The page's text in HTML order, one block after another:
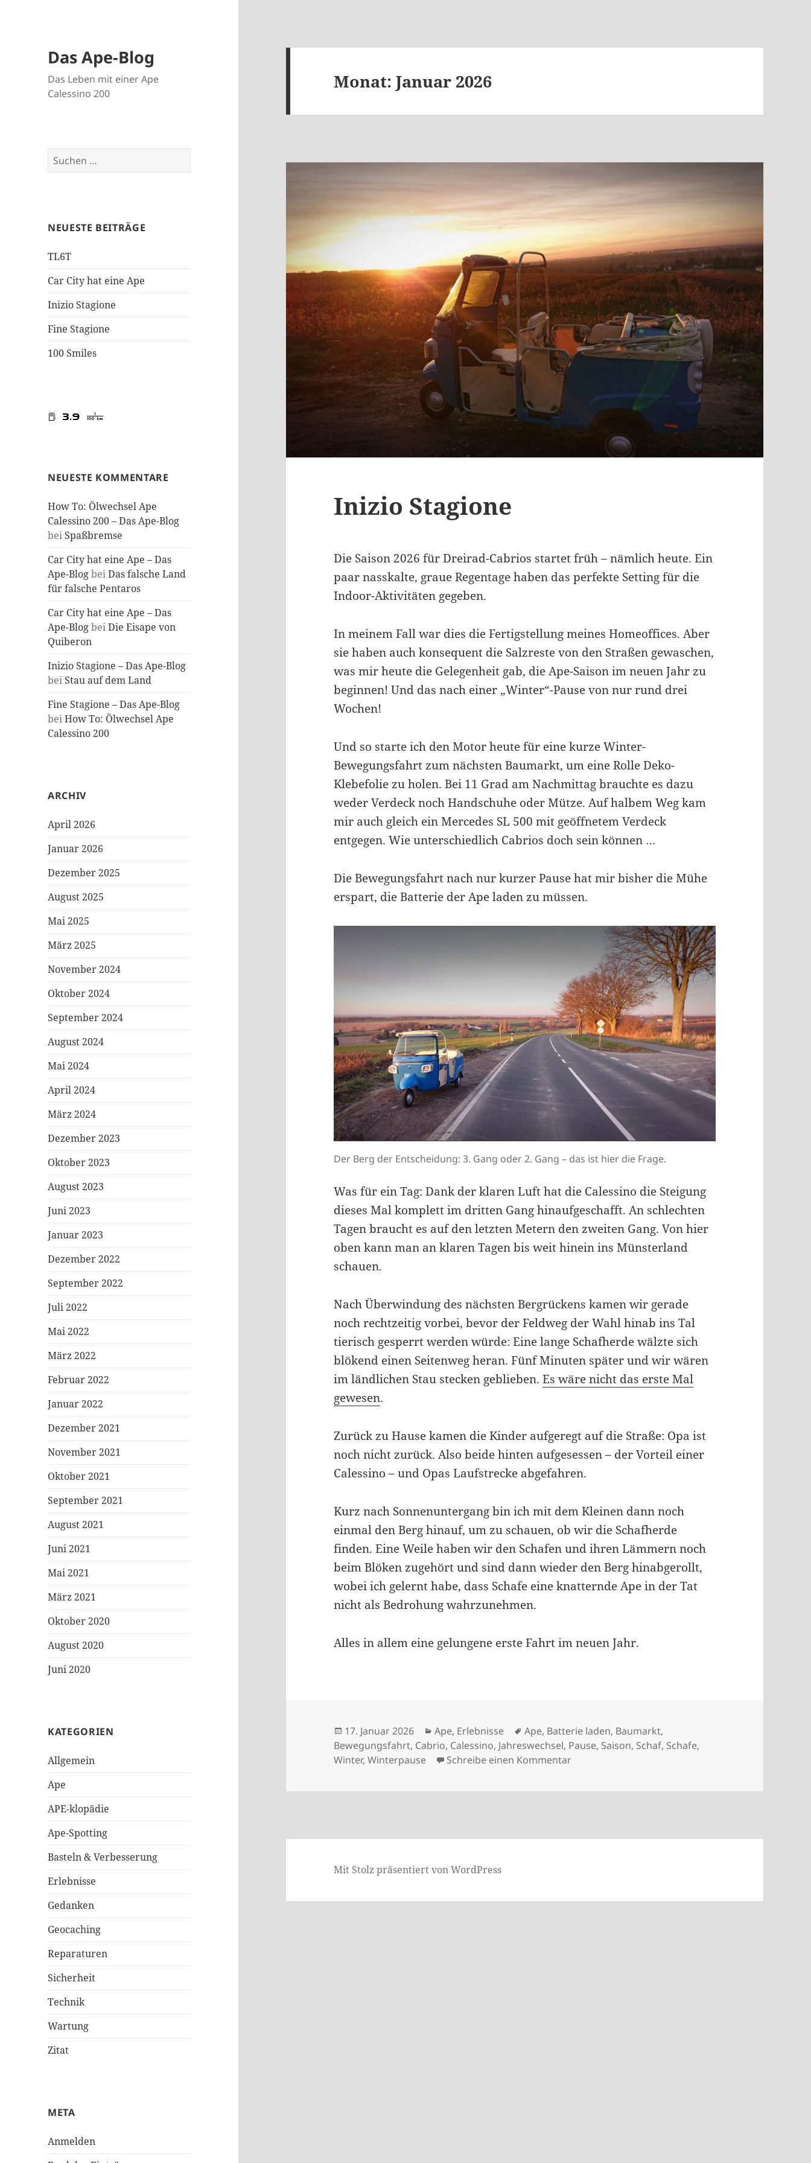
Das Ape-Blog
Das Leben mit einer Ape
Calessino 200
Suche
nach:
NEUESTE BEITRÄGE
TL6T
Car City hat eine Ape
Inizio Stagione
Fine Stagione
100 Smiles
NEUESTE KOMMENTARE
How To: Ölwechsel Ape
Calessino 200 – Das Ape-Blog
bei Spaßbremse
Car City hat eine Ape – Das
Ape-BlogbeiDas falsche Land
für falsche Pentaros
Car City hat eine Ape – Das
Ape-BlogbeiDie Eisape von
Quiberon
Inizio Stagione – Das Ape-Blog
bei Stau auf dem Land
Fine Stagione – Das Ape-Blog
beiHow To: Ölwechsel Ape
Calessino 200
ARCHIV
April 2026
Januar 2026
Dezember 2025
August 2025
Mai 2025
März 2025
November 2024
Oktober 2024
September 2024
August 2024
Mai 2024
April 2024
März 2024
Dezember 2023
Oktober 2023
August 2023
Juni 2023
Januar 2023
Dezember 2022
September 2022
Juli 2022
Mai 2022
März 2022
Februar 2022
Januar 2022
Dezember 2021
November 2021
Oktober 2021
September 2021
August 2021
Juni 2021
Mai 2021
März 2021
Oktober 2020
August 2020
Juni 2020
KATEGORIEN
Allgemein
Ape
APE-klopädie
Ape-Spotting
Basteln & Verbesserung
Erlebnisse
Gedanken
Geocaching
Reparaturen
Sicherheit
Technik
Wartung
Zitat
META
Anmelden
Monat:Januar 2026
Inizio Stagione
Die Saison 2026 für Dreirad-Cabrios startet früh – nämlich heute. Ein
paar nasskalte, graue Regentage haben das perfekte Setting für die
Indoor-Aktivitäten gegeben.
In meinem Fall war dies die Fertigstellung meines Homeoffices. Aber
sie haben auch konsequent die Salzreste von den Straßen gewaschen,
was mir heute die Gelegenheit gab, die Ape-Saison im neuen Jahr zu
beginnen! Und das nach einer „Winter“-Pause von nur rund drei
Wochen!
Und so starte ich den Motor heute für eine kurze Winter-
Bewegungsfahrt zum nächsten Baumarkt, um eine Rolle Deko-
Klebefolie zu holen. Bei 11 Grad am Nachmittag brauchte es dazu
weder Verdeck noch Handschuhe oder Mütze. Auf halbem Weg kam
mir auch gleich ein Mercedes SL 500 mit geöffnetem Verdeck
entgegen. Wie unterschiedlich Cabrios doch sein können …
Die Bewegungsfahrt nach nur kurzer Pause hat mir bisher die Mühe
erspart, die Batterie der Ape laden zu müssen.
Der Berg der Entscheidung: 3. Gang oder 2. Gang – das ist hier die Frage.
Was für ein Tag: Dank der klaren Luft hat die Calessino die Steigung
dieses Mal komplett im dritten Gang hinaufgeschafft. An schlechten
Tagen braucht es auf den letzten Metern den zweiten Gang. Von hier
oben kann man an klaren Tagen bis weit hinein ins Münsterland
schauen.
Nach Überwindung des nächsten Bergrückens kamen wir gerade
noch rechtzeitig vorbei, bevor der Feldweg der Wahl hinab ins Tal
tierisch gesperrt werden würde: Eine lange Schafherde wälzte sich
blökend einen Seitenweg heran. Fünf Minuten später und wir wären
im ländlichen Stau stecken geblieben.Es wäre nicht das erste Mal
gewesen.
Zurück zu Hause kamen die Kinder aufgeregt auf die Straße: Opa ist
noch nicht zurück. Also beide hinten aufgesessen – der Vorteil einer
Calessino – und Opas Laufstrecke abgefahren.
Kurz nach Sonnenuntergang bin ich mit dem Kleinen dann noch
einmal den Berg hinauf, um zu schauen, ob wir die Schafherde
finden. Eine Weile haben wir den Schafen und ihren Lämmern noch
beim Blöken zugehört und sind dann wieder den Berg hinabgerollt,
wobei ich gelernt habe, dass Schafe eine knatternde Ape in der Tat
nicht als Bedrohung wahrzunehmen.
Alles in allem eine gelungene erste Fahrt im neuen Jahr.
Veröffentlicht
am
17. Januar 2026 Kategorien
Ape, Erlebnisse Schlagwörter
Ape, Batterie laden, Baumarkt,
Bewegungsfahrt, Cabrio, Calessino, Jahreswechsel, Pause, Saison, Schaf, Schafe,
Winter,Winterpause Schreibe einen Kommentarzu Inizio Stagione
Mit Stolz präsentiert von WordPress